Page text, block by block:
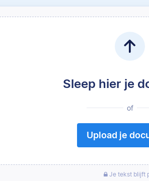
Sleep hier je
of
Upload je
Je tekst blijft